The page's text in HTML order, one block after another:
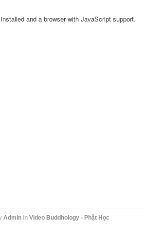
and a browser with JavaScript support.
Adminin Video Buddhology - Phật Học